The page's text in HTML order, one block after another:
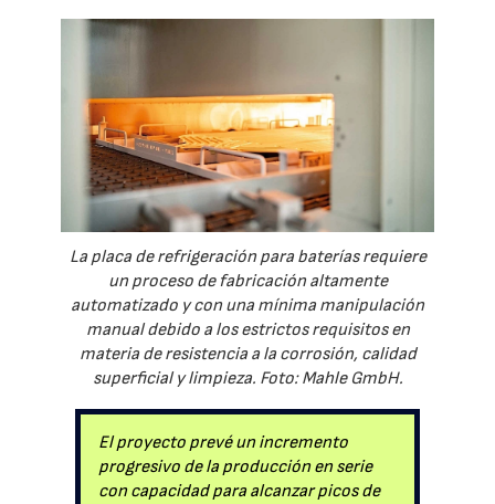
La placa de refrigeración para baterías requiere
un proceso de fabricación altamente
automatizado y con una mínima manipulación
manual debido a los estrictos requisitos en
materia de resistencia a la corrosión, calidad
superficial y limpieza. Foto: Mahle GmbH.
El proyecto prevé un incremento
progresivo de la producción en serie
con capacidad para alcanzar picos de